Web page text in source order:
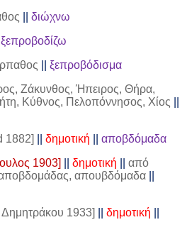
διώχνω
ξεπροβοδίζω
ξεπροβόδισμα
Ζάκυνθος, Ήπειρος, Θήρα,
Κύθνος, Πελοπόννησος, Χίος
1882]
δημοτική
αποβδόμαδα
1903]
δημοτική
από
απουβδόμαδα
1933]
δημοτική